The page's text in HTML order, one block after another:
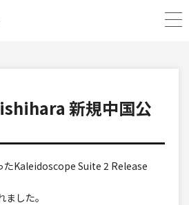
新規中国公
たKaleidoscope Suite 2 Release
した。